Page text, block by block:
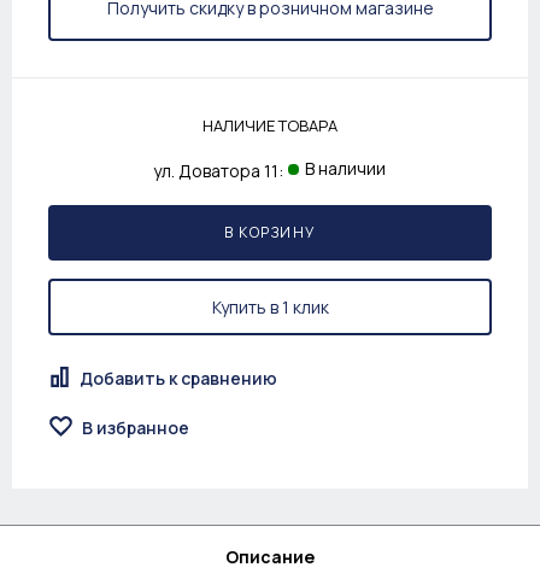
Получить скидку в розничном магазине
НАЛИЧИЕ ТОВАРА
ул. Доватора 11: В наличии
В КОРЗИНУ
Купить в 1 клик
Добавить к сравнению
В избранное
Описание